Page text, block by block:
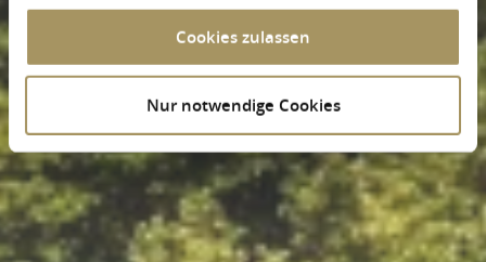
Cookies zulassen
Nur notwendige Cookies